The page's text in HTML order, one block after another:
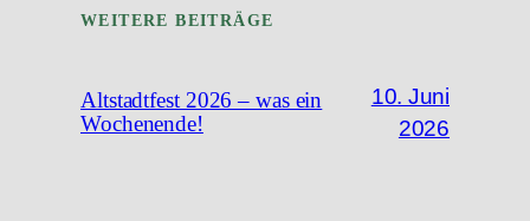
WEITERE BEITRÄGE
Altstadtfest 2026 – was ein
Wochenende!
10. Juni
2026